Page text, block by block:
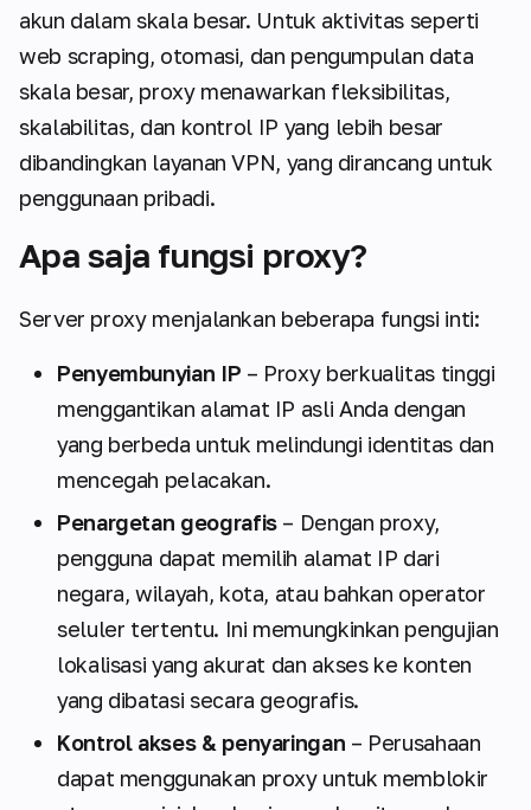
akun dalam skala besar. Untuk aktivitas seperti
web scraping, otomasi, dan pengumpulan data
skala besar, proxy menawarkan fleksibilitas,
skalabilitas, dan kontrol IP yang lebih besar
dibandingkan layanan VPN, yang dirancang untuk
penggunaan pribadi.
Apa saja fungsi proxy?
Server proxy menjalankan beberapa fungsi inti:
Penyembunyian IP – Proxy berkualitas tinggi
menggantikan alamat IP asli Anda dengan
yang berbeda untuk melindungi identitas dan
mencegah pelacakan.
Penargetan geografis– Dengan proxy,
pengguna dapat memilih alamat IP dari
negara, wilayah, kota, atau bahkan operator
seluler tertentu. Ini memungkinkan pengujian
lokalisasi yang akurat dan akses ke konten
yang dibatasi secara geografis.
Kontrol akses & penyaringan – Perusahaan
dapat menggunakan proxy untuk memblokir